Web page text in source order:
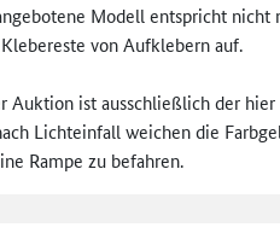
Modell entspricht
von Aufklebern auf.
Auktion ist ausschließlich der
Lichteinfall weichen die
Rampe zu befahren.